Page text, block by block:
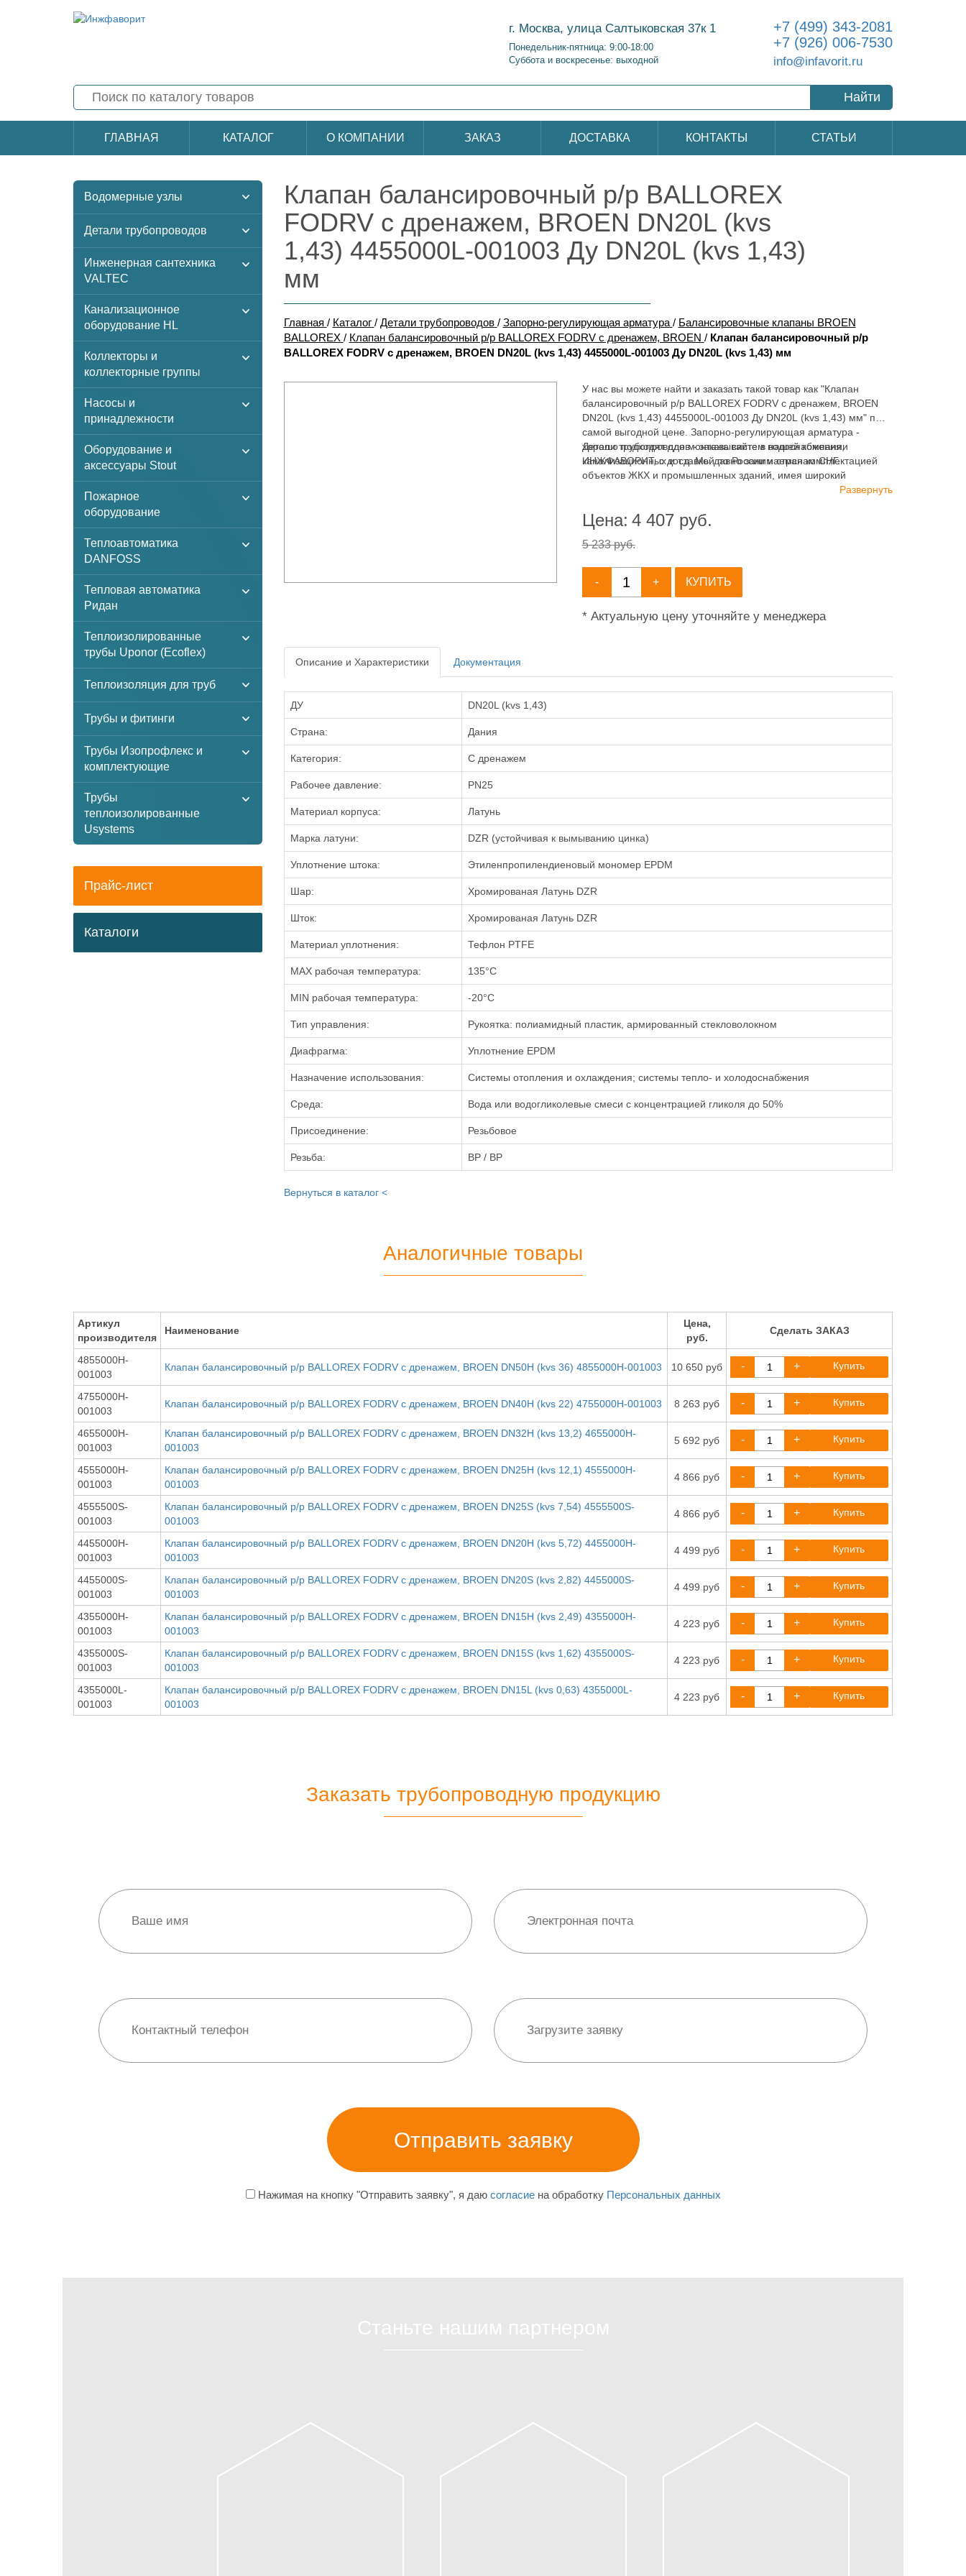
г. Москва, улица Салтыковская 37к 1
Понедельник-пятница: 9:00-18:00
Суббота и воскресенье: выходной
+7 (499) 343-2081
+7 (926) 006-7530
info@infavorit.ru
Найти
ГЛАВНАЯ КАТАЛОГ О КОМПАНИИ ЗАКАЗ ДОСТАВКА КОНТАКТЫ СТАТЬИ
Водомерные узлы
Детали трубопроводов
Инженерная сантехника
VALTEC
Канализационное
оборудование HL
Коллекторы и
коллекторные группы
Насосы и
принадлежности
Оборудование и
аксессуары Stout
Пожарное
оборудование
Теплоавтоматика
DANFOSS
Тепловая автоматика
Ридан
Теплоизолированные
трубы Uponor (Ecoflex)
Теплоизоляция для труб
Трубы и фитинги
Трубы Изопрофлекс и
комплектующие
Трубы
теплоизолированные
Usystems
Прайс-лист
Каталоги
Клапан балансировочный р/р BALLOREX
FODRV с дренажем, BROEN DN20L (kvs
1,43) 4455000L-001003 Ду DN20L (kvs 1,43)
мм
Главная / Каталог / Детали трубопроводов / Запорно-регулирующая арматура / Балансировочные клапаны BROEN
BALLOREX / Клапан балансировочный р/р BALLOREX FODRV с дренажем, BROEN / Клапан балансировочный р/р
BALLOREX FODRV с дренажем, BROEN DN20L (kvs 1,43) 4455000L-001003 Ду DN20L (kvs 1,43) мм
У нас вы можете найти и заказать такой товар как "Клапан
балансировочный р/р BALLOREX FODRV с дренажем, BROEN
DN20L (kvs 1,43) 4455000L-001003 Ду DN20L (kvs 1,43) мм" по
самой выгодной цене. Запорно-регулирующая арматура -
хорошо подходят для монтажа систем водоснабжения,
канализационных и т.д. Мы давно занимаемся комплектацией
объектов ЖКХ и промышленных зданий, имея широкий
ассортимент продукции для систем: отопления, водоснабжения,
Детали трубопроводов - заказывайте в нашей компании
ИНЖФАВОРИТ, с доставкой по России и странам СНГ.
Развернуть
Цена: 4 407руб.
5 233 руб.
- + КУПИТЬ
* Актуальную цену уточняйте у менеджера
Описание и Характеристики Документация
ДУ DN20L (kvs 1,43)
Страна: Дания
Категория: С дренажем
Рабочее давление: PN25
Материал корпуса: Латунь
Марка латуни: DZR (устойчивая к вымыванию цинка)
Уплотнение штока: Этиленпропилендиеновый мономер EPDM
Шар: Хромированая Латунь DZR
Шток: Хромированая Латунь DZR
Материал уплотнения: Тефлон PTFE
MAX рабочая температура: 135°С
MIN рабочая температура: -20°C
Тип управления: Рукоятка: полиамидный пластик, армированный стекловолокном
Диафрагма: Уплотнение EPDM
Назначение использования: Системы отопления и охлаждения; системы тепло- и холодоснабжения
Среда: Вода или водогликолевые смеси с концентрацией гликоля до 50%
Присоединение: Резьбовое
Резьба: ВР / ВР
Вернуться в каталог <
Аналогичные товары
Артикул
производителя
Наименование
Цена,
руб.
Сделать ЗАКАЗ
4855000H-
001003
Клапан балансировочный р/р BALLOREX FODRV с дренажем, BROEN DN50H (kvs 36) 4855000H-001003 10 650 руб - + Купить
4755000H-
001003
Клапан балансировочный р/р BALLOREX FODRV с дренажем, BROEN DN40H (kvs 22) 4755000H-001003 8 263 руб - + Купить
4655000H-
001003
Клапан балансировочный р/р BALLOREX FODRV с дренажем, BROEN DN32H (kvs 13,2) 4655000H-
001003
5 692 руб - + Купить
4555000H-
001003
Клапан балансировочный р/р BALLOREX FODRV с дренажем, BROEN DN25H (kvs 12,1) 4555000H-
001003
4 866 руб - + Купить
4555500S-
001003
Клапан балансировочный р/р BALLOREX FODRV с дренажем, BROEN DN25S (kvs 7,54) 4555500S-
001003
4 866 руб - + Купить
4455000H-
001003
Клапан балансировочный р/р BALLOREX FODRV с дренажем, BROEN DN20H (kvs 5,72) 4455000H-
001003
4 499 руб - + Купить
4455000S-
001003
Клапан балансировочный р/р BALLOREX FODRV с дренажем, BROEN DN20S (kvs 2,82) 4455000S-
001003
4 499 руб - + Купить
4355000H-
001003
Клапан балансировочный р/р BALLOREX FODRV с дренажем, BROEN DN15H (kvs 2,49) 4355000H-
001003
4 223 руб - + Купить
4355000S-
001003
Клапан балансировочный р/р BALLOREX FODRV с дренажем, BROEN DN15S (kvs 1,62) 4355000S-
001003
4 223 руб - + Купить
4355000L-
001003
Клапан балансировочный р/р BALLOREX FODRV с дренажем, BROEN DN15L (kvs 0,63) 4355000L-
001003
4 223 руб - + Купить
Заказать трубопроводную продукцию
Нажимая на кнопку "Отправить заявку", я даю согласиена обработку Персональных данных